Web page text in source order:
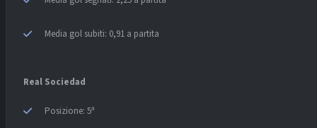
Media gol subiti: 0,91 a partita
Real Sociedad
Posizione: 5ª